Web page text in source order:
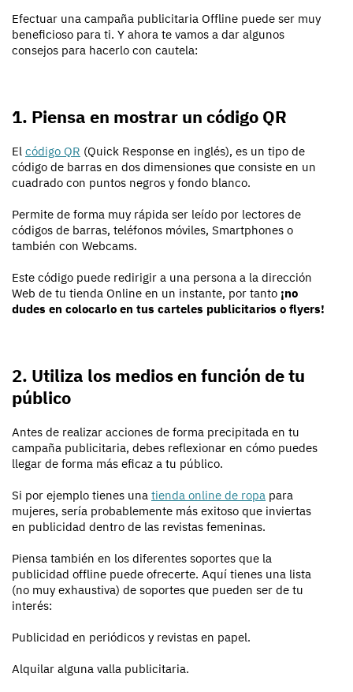
Efectuar una campaña publicitaria Offline puede ser muy
beneficioso para ti. Y ahora te vamos a dar algunos
consejos para hacerlo con cautela:
1. Piensa en mostrar un código QR
El código QR (Quick Response en inglés), es un tipo de
código de barras en dos dimensiones que consiste en un
cuadrado con puntos negros y fondo blanco.
Permite de forma muy rápida ser leído por lectores de
códigos de barras, teléfonos móviles, Smartphones o
también con Webcams.
Este código puede redirigir a una persona a la dirección
Web de tu tienda Online en un instante, por tanto ¡no
dudes en colocarlo en tus carteles publicitarios o flyers!
2. Utiliza los medios en función de tu
público
Antes de realizar acciones de forma precipitada en tu
campaña publicitaria, debes reflexionar en cómo puedes
llegar de forma más eficaz a tu público.
Si por ejemplo tienes una tienda online de ropa para
mujeres, sería probablemente más exitoso que inviertas
en publicidad dentro de las revistas femeninas.
Piensa también en los diferentes soportes que la
publicidad offline puede ofrecerte. Aquí tienes una lista
(no muy exhaustiva) de soportes que pueden ser de tu
interés:
Publicidad en periódicos y revistas en papel.
Alquilar alguna valla publicitaria.